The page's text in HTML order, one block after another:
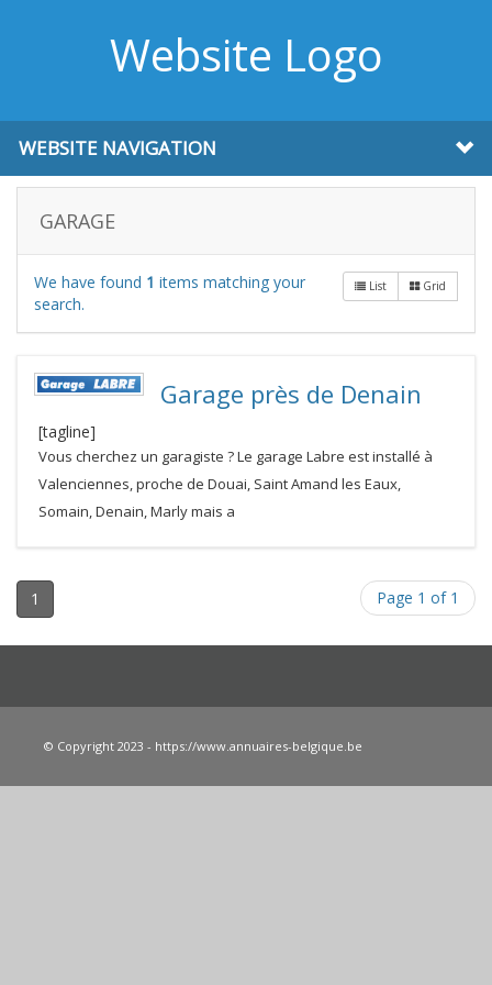
Website Logo
WEBSITE NAVIGATION
GARAGE
List Grid
We have found 1 items matching your
search.
Garage près de Denain
[tagline]
Vous cherchez un garagiste ? Le garage Labre est installé à
Valenciennes, proche de Douai, Saint Amand les Eaux,
Somain, Denain, Marly mais a
1 Page 1 of 1
© Copyright 2023 - https://www.annuaires-belgique.be